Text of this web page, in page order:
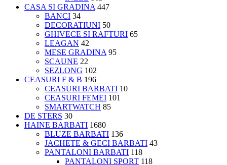
CASA SI GRADINA 447
BANCI 34
DECORATIUNI 50
GHIVECE SI RAFTURI 65
LEAGAN 42
MESE GRADINA 95
SCAUNE 22
SEZLONG 102
CEASURI F & B 196
CEASURI BARBATI 10
CEASURI FEMEI 101
SMARTWATCH 85
DE STERS 30
HAINE BARBATI 1680
BLUZE BARBATI 136
JACHETE & GECI BARBATI 43
PANTALONI BARBATI 118
PANTALONI SPORT 118